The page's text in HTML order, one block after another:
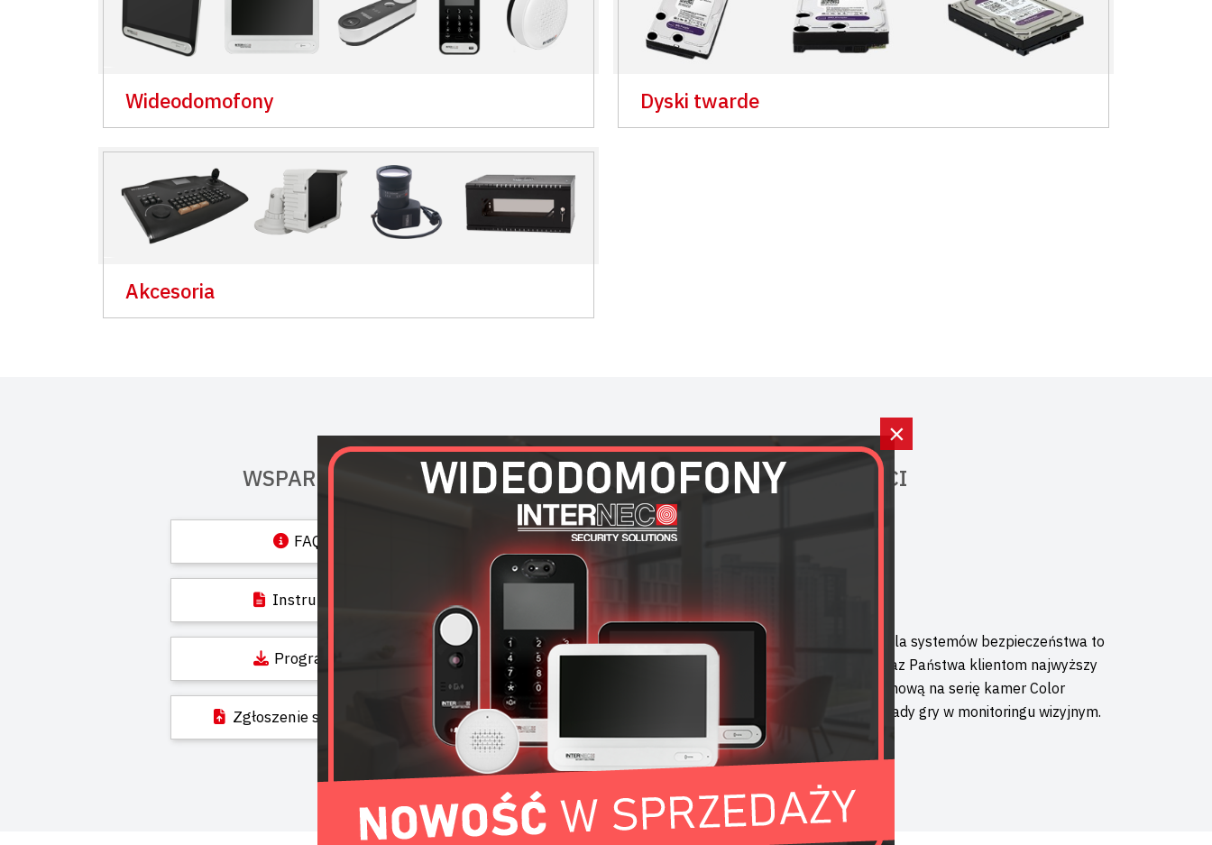
×
Wideodomofony Dyski twarde
Akcesoria
WSPARCIE
FAQ
Instrukcje
Programy
Zgłoszenie serwisowe
AKTUALNOŚCI
Promocja - Kamera IP Internec
01.06.2026
Lato to czas wyjazdów i odpoczynku, ale dla systemów bezpieczeństwa to
okres wzmożonej pracy. Aby zapewnić Państwu oraz Państwa klientom najwyższy
poziom ochrony, startujemy z wyjątkową ofertą cenową na serię kamer Color
Master PRO. Poznaj technologię, która zmienia zasady gry w monitoringu wizyjnym.